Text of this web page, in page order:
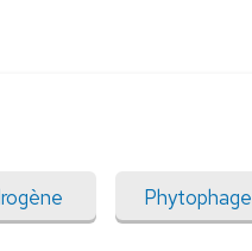
Phytophage